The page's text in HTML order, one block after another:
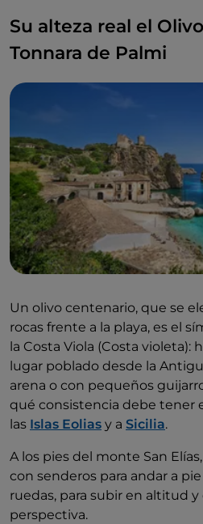
Su alteza real el
Tonnara de Palmi
Un olivo centenario, que se
rocas frente a la playa, es el
la Costa Viola (Costa violeta):
lugar poblado desde la
arena o con pequeños
qué consistencia debe tener
las Islas Eolias y a Sicilia.
A los pies del monte San
con senderos para andar a
ruedas, para subir en altitud
perspectiva.